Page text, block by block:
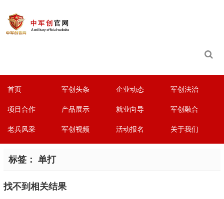
首页 军创头条 企业动态 军创法治
项目合作 产品展示 就业向导 军创融合
老兵风采 军创视频 活动报名 关于我们
标签： 单打
找不到相关结果